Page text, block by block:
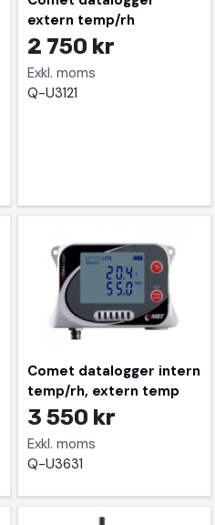
extern temp/rh
2 750 kr
Exkl. moms
Q-U3121
Comet datalogger intern
temp/rh, extern temp
3 550 kr
Exkl. moms
Q-U3631